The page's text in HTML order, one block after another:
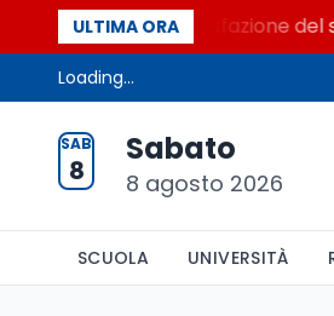
ULTIMA ORA
La soddisfazione del
Loading...
SAB
8
Sabato
8 agosto 2026
SCUOLA UNIVERSITÀ